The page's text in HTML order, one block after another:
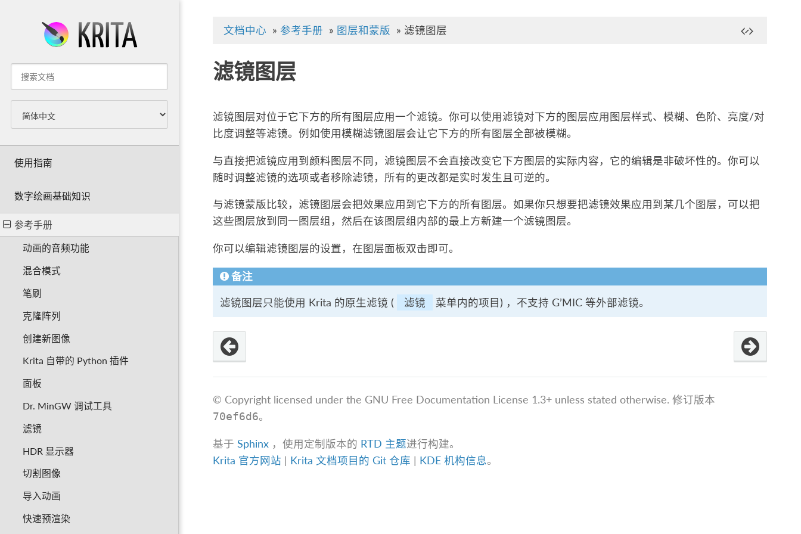
使用指南
数字绘画基础知识
参考手册
动画的音频功能
混合模式
笔刷
克隆阵列
创建新图像
Krita 自带的 Python 插件
面板
Dr. MinGW 调试工具
滤镜
HDR 显示器
切割图像
导入动画
快速预渲染
文档中心 » 参考手册 » 图层和蒙版 » 滤镜图层
滤镜图层
滤镜图层对位于它下方的所有图层应用一个滤镜。你可以使用滤镜对下方的图层应用图层样式、模糊、色阶、亮度/对
比度调整等滤镜。例如使用模糊滤镜图层会让它下方的所有图层全部被模糊。
与直接把滤镜应用到颜料图层不同，滤镜图层不会直接改变它下方图层的实际内容，它的编辑是非破坏性的。你可以
随时调整滤镜的选项或者移除滤镜，所有的更改都是实时发生且可逆的。
与滤镜蒙版比较，滤镜图层会把效果应用到它下方的所有图层。如果你只想要把滤镜效果应用到某几个图层，可以把
这些图层放到同一图层组，然后在该图层组内部的最上方新建一个滤镜图层。
你可以编辑滤镜图层的设置，在图层面板双击即可。
备注
滤镜图层只能使用 Krita 的原生滤镜 ( 滤镜 菜单内的项目) ，不支持 G’MIC 等外部滤镜。
© Copyright licensed under the GNU Free Documentation License 1.3+ unless stated otherwise. 修订版本
70ef6d6。
基于 Sphinx，使用定制版本的 RTD 主题进行构建。
Krita 官方网站 | Krita 文档项目的 Git 仓库 | KDE 机构信息。